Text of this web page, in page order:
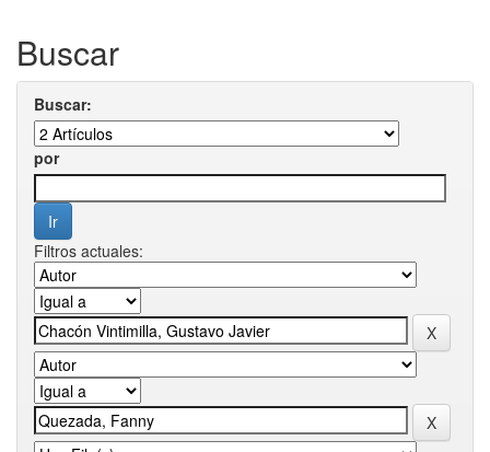
Buscar
Buscar:
por
Filtros actuales: